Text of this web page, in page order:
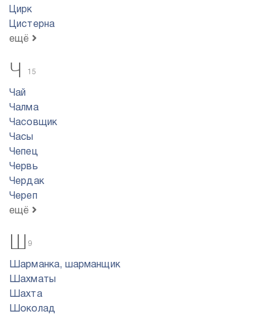
Цирк
Цистерна
ещё
Ч 15
Чай
Чалма
Часовщик
Часы
Чепец
Червь
Чердак
Череп
ещё
Ш 9
Шарманка, шарманщик
Шахматы
Шахта
Шоколад